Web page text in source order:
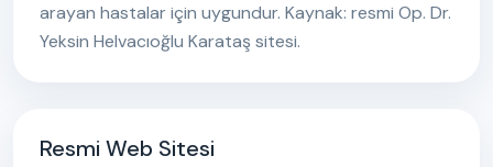
arayan hastalar için uygundur. Kaynak: resmi Op. Dr.
Yeksin Helvacıoğlu Karataş sitesi.
Resmi Web Sitesi